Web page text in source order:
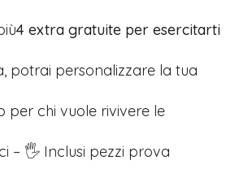
4 extra gratuite per esercitarti
potrai personalizzare la tua
per chi vuole rivivere le
– 🖐️ Inclusi pezzi prova